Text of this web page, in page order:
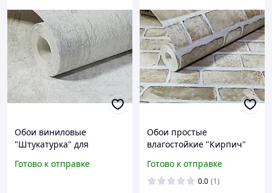
Обои виниловые
"Штукатурка" для
офиса, бежевые 0,53*10м
Готово к отправке
Обои простые
влагостойкие "Кирпич"
прихожей, коричневые
0,53*10м
Готово к отправке
0.0 (1)